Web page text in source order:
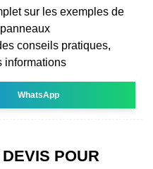
sur les exemples de
conseils pratiques,
informations
WhatsApp
POUR